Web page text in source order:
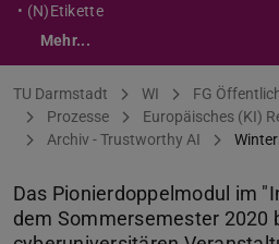
• (N)Etikette
Mehr...
Sie befinden sich hier:
TU Darmstadt WI FG
Prozesse
Europäisches (KI)
Archiv - Trustworthy AI
Das Pionierdoppelmodul im
dem Sommersemester 2020